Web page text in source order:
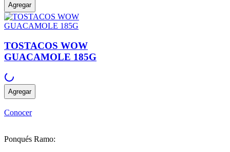
Agregar
TOSTACOS WOW
GUACAMOLE 185G
Agregar
Conocer
Ponqués Ramo: